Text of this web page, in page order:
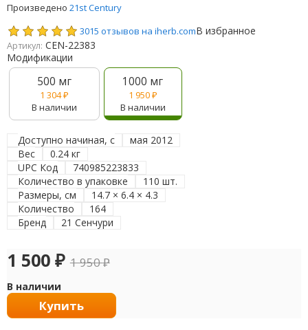
Произведено 21st Century
3015 отзывов на iherb.comВ избранное
Артикул: CEN-22383
Модификации
500 мг
1 304₽
В наличии
1000 мг
1 950₽
В наличии
Доступно начиная, с
мая 2012
Вес
0.24 кг
UPC Код
740985223833
Количество в упаковке
110 шт.
Размеры, см
14.7 × 6.4 × 4.3
Количество
164
Бренд
21 Сенчури
1 500 ₽ 1 950₽
В наличии
Купить